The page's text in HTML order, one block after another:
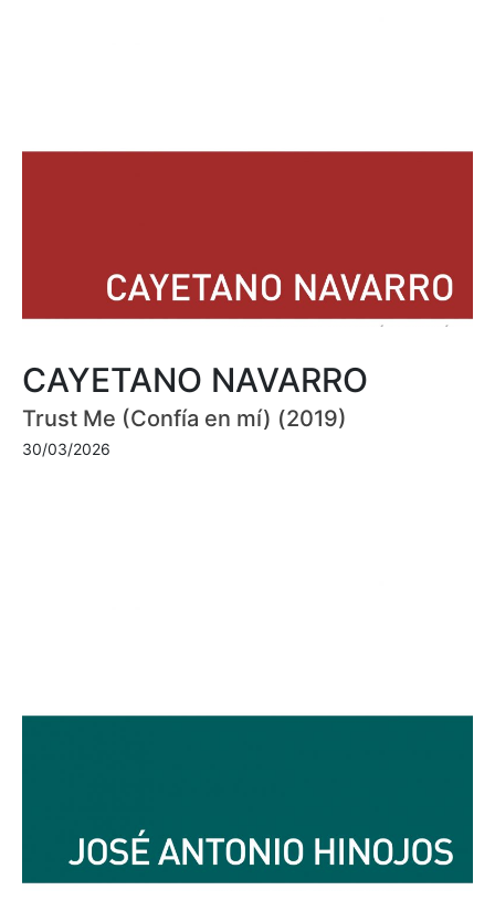
CAYETANO NAVARRO
Trust Me (Confía en mí) (2019)
30/03/2026